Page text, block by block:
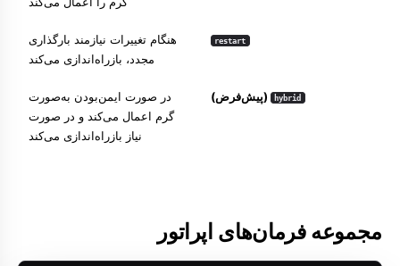
restart
هنگام تغییرات نیازمند بارگذاری
مجدد، بازراه‌اندازی می‌کند
hybrid (پیش‌فرض)
در صورت ایمن‌بودن به‌صورت
گرم اعمال می‌کند و در صورت
نیاز بازراه‌اندازی می‌کند
مجموعه فرمان‌های اپراتور